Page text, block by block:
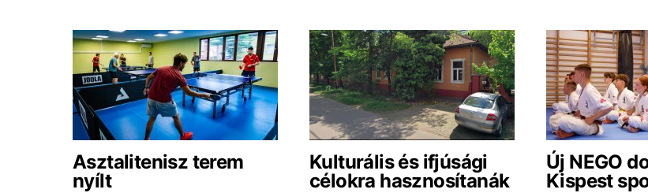
Asztalitenisz terem
nyílt
Kulturális és ifjúsági
célokra hasznosítanák
Új NEGO
Kispest